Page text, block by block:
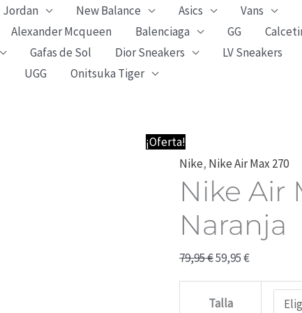
Jordan New Balance Asics
Vans
Alexander Mcqueen Balenciaga GG
Gafas de Sol Dior Sneakers
LV Sneakers
UGG Onitsuka Tiger
¡Oferta!
Nike, Nike Air Max 270
Nike Air
Naranja
79,95€
precio
original
era:
79,95 €.
59,95€
precio
actual
es:
59,95 €.
Talla
Air
Max
270
Negras